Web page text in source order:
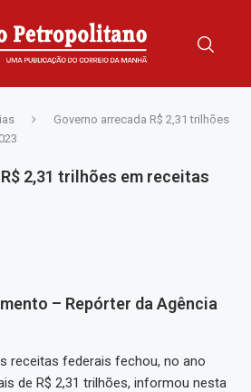
Governo arrecada R$ 2,31 trilhões
2,31 trilhões em receitas
– Repórter da Agência
receitas federais fechou, no ano
de R$ 2,31 trilhões, informou nesta